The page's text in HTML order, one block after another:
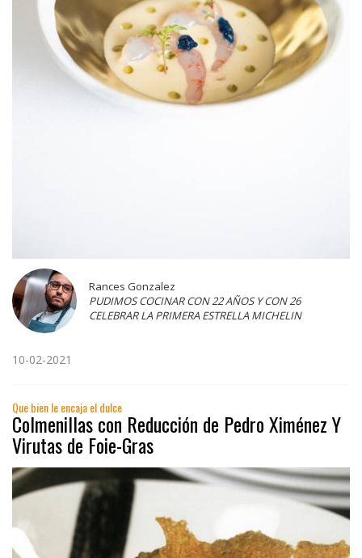
Rances Gonzalez
PUDIMOS COCINAR CON 22 AÑOS Y CON 26
CELEBRAR LA PRIMERA ESTRELLA MICHELIN
10-02-2021
Que bien le encaja el dulce
Colmenillas con Reducción de Pedro Ximénez Y
Virutas de Foie-Gras